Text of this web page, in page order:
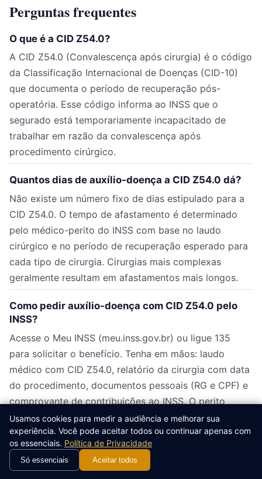
Perguntas frequentes
O que é a CID Z54.0?
A CID Z54.0 (Convalescença após cirurgia) é o código
da Classificação Internacional de Doenças (CID-10)
que documenta o período de recuperação pós-
operatória. Esse código informa ao INSS que o
segurado está temporariamente incapacitado de
trabalhar em razão da convalescença após
procedimento cirúrgico.
Quantos dias de auxílio-doença a CID Z54.0 dá?
Não existe um número fixo de dias estipulado para a
CID Z54.0. O tempo de afastamento é determinado
pelo médico-perito do INSS com base no laudo
cirúrgico e no período de recuperação esperado para
cada tipo de cirurgia. Cirurgias mais complexas
geralmente resultam em afastamentos mais longos.
Como pedir auxílio-doença com CID Z54.0 pelo
INSS?
Acesse o Meu INSS (meu.inss.gov.br) ou ligue 135
para solicitar o benefício. Tenha em mãos: laudo
médico com CID Z54.0, relatório da cirurgia com data
do procedimento, documentos pessoais (RG e CPF) e
comprovante de contribuições ao INSS. O perito
avaliará sua incapacidade laborativa temporária.
CID Z54.0 dá direito a auxílio-doença sem
carência?
Usamos cookies para medir a audiência e melhorar sua
experiência. Você pode aceitar todos ou continuar apenas com
os essenciais. Política de Privacidade
Só essenciais Aceitar todos